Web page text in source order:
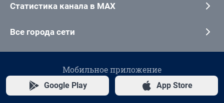
Статистика канала в MAX
Все города сети
Мобильное приложение
Google Play App Store